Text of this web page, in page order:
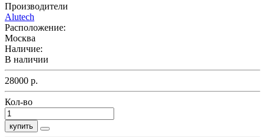
Производители
Alutech
Расположение:
Москва
Наличие:
В наличии
28000 р.
Кол-во
купить